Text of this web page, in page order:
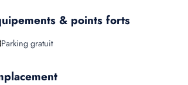
& points forts
Parking gratuit